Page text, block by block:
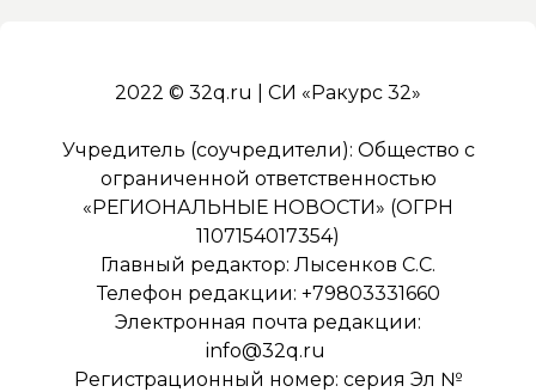
2022 © 32q.ru | СИ «Ракурс 32»
Учредитель (соучредители): Общество с
ограниченной ответственностью
«РЕГИОНАЛЬНЫЕ НОВОСТИ» (ОГРН
1107154017354)
Главный редактор: Лысенков С.С.
Телефон редакции: +79803331660
Электронная почта редакции:
info@32q.ru
Регистрационный номер: серия Эл №